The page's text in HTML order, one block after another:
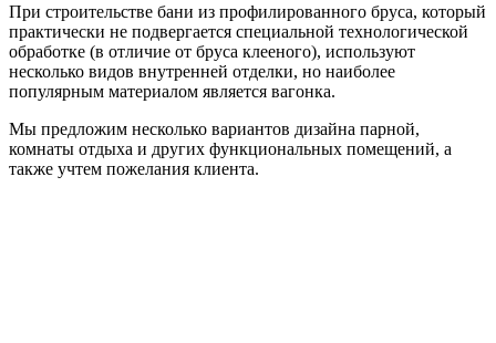
При строительстве бани из профилированного бруса, который
практически не подвергается специальной технологической
обработке (в отличие от бруса клееного), используют
несколько видов внутренней отделки, но наиболее
популярным материалом является вагонка.
Мы предложим несколько вариантов дизайна парной,
комнаты отдыха и других функциональных помещений, а
также учтем пожелания клиента.